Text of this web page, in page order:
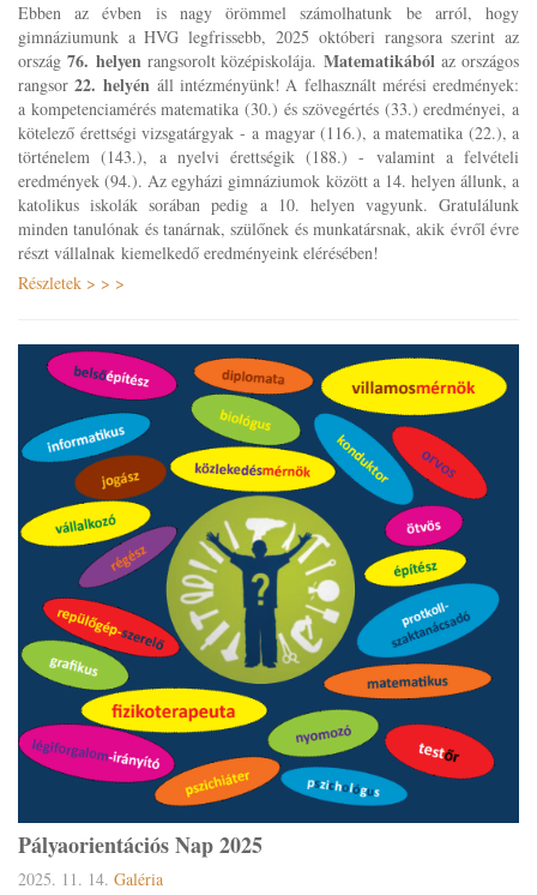
Ebben az évben is nagy örömmel számolhatunk be arról, hogy
gimnáziumunk a HVG legfrissebb, 2025 októberi rangsora szerint az
ország 76. helyenrangsorolt középiskolája.Matematikából az országos
rangsor 22. helyénáll intézményünk! A felhasznált mérési eredmények:
a kompetenciamérés matematika (30.) és szövegértés (33.) eredményei, a
kötelező érettségi vizsgatárgyak - a magyar (116.), a matematika (22.), a
történelem (143.), a nyelvi érettségik (188.) - valamint a felvételi
eredmények (94.). Az egyházi gimnáziumok között a 14. helyen állunk, a
katolikus iskolák sorában pedig a 10. helyen vagyunk. Gratulálunk
minden tanulónak és tanárnak, szülőnek és munkatársnak, akik évről évre
részt vállalnak kiemelkedő eredményeink elérésében!
Részletek > > >
Pályaorientációs Nap 2025
2025. 11. 14. Galéria